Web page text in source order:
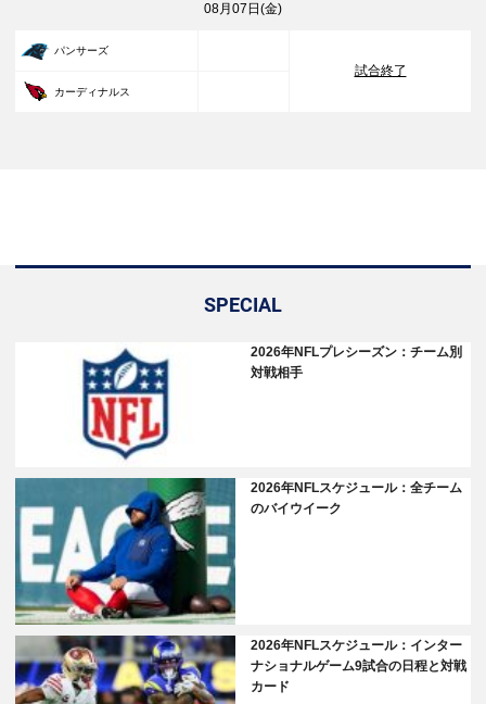
08月07日(金)
パンサーズ
試合終了
カーディナルス
SPECIAL
2026年NFLプレシーズン：チーム別
対戦相手
2026年NFLスケジュール：全チーム
のバイウイーク
2026年NFLスケジュール：インター
ナショナルゲーム9試合の日程と対戦
カード